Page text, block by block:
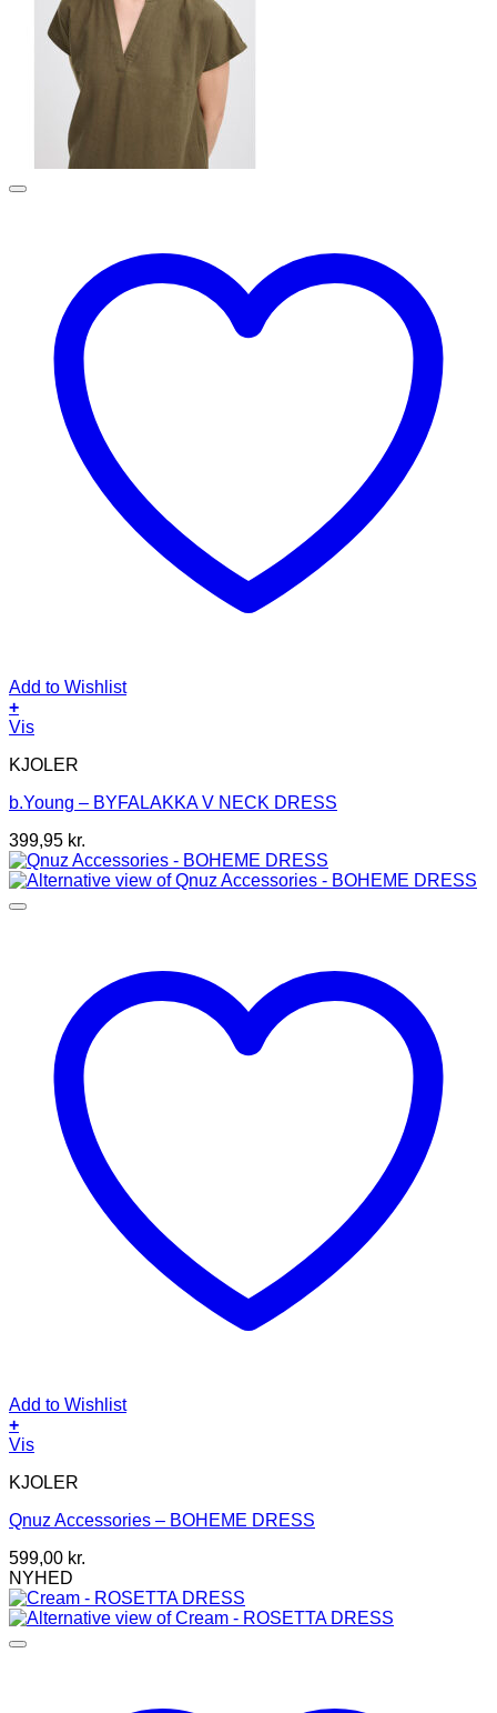
Add to Wishlist
+
Dette
har
varianter.
kan
vælges
på
varesiden
Vis
KJOLER
b.Young – BYFALAKKA V NECK DRESS
399,95 kr.
Add to Wishlist
+
Dette
har
varianter.
kan
vælges
på
varesiden
Vis
KJOLER
Qnuz Accessories – BOHEME DRESS
599,00 kr.
NYHED